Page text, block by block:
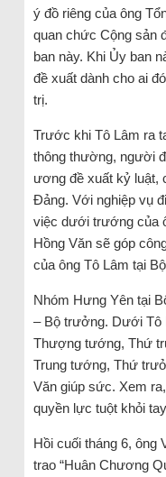
ý đồ riêng của ông
quan chức Cộng sản
ban này. Khi Ủy ban
đề xuất dành cho ai
trị.
Trước khi Tô Lâm ra
thông thường, người
ương đề xuất kỷ luật,
Đảng. Với nghiệp vụ
việc dưới trướng của
Hồng Văn sẽ góp
của ông Tô Lâm tại
Nhóm Hưng Yên tại
– Bộ trưởng. Dưới Tô
Thượng tướng, Thứ
Trung tướng, Thứ
Văn giúp sức. Xem
quyền lực tuột khỏi
Hồi cuối tháng 6, ông
trao “Huân Chương